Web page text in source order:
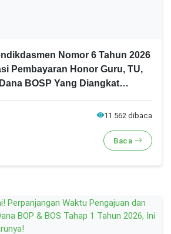
Nomor 6 Tahun 2026
Pembayaran Honor Guru, TU,
BOSP Yang Diangkat
11.562 dibaca
Baca